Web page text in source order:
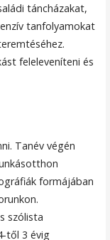
táncházakat,
tanfolyamokat
feleleveníteni és
Tanév végén
formájában
szólista
től 3 évig